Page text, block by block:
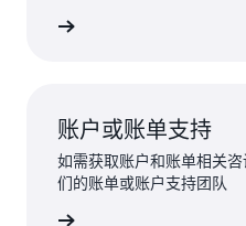
账户或账单支持
如需获取账户和账单相关
们的账单或账户支持团队